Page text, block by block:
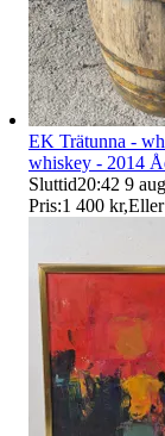
EK Trätunna -
whiskey - 2014
Sluttid20:42 9
Pris:1 400 kr,